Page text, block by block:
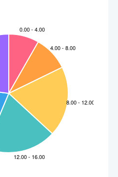
OTROKU PRI PREHLADU
pojavljajo kašelj, nahod in glavobol. Če jih povsem
težave spremenijo v kronične bolezni, včasih pa lahko
najpogosteje vnetje ušes in bronhitis. Rada bi vas
se izognete napakam pri zdravljenju in preprečite
B: VSEBINA
ALI GRIPA
boleznima saj se lahko pred gripo – v nasprotju s
s cepljenjem. V spodnji tabeli vam bo predstavila
PREHLAD
dni
pojavljati počasi
se pojavijo nenadoma
redko
tipična in visoka (nad 38°C),
traja 3 do 4 dni
suh kašelj, ki se lahko razvije
v hujšo obliko
pogost in izrazit
tipične, pogosto močnejše
zelo velika, traja dolgo časa
nastopi takoj in je izrazita
zmeraj prisotno
včasih
včasih